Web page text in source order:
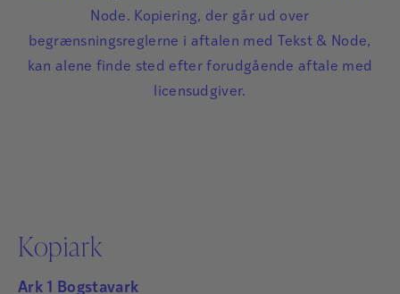
Node. Kopiering, der går ud over
begrænsningsreglerne i aftalen med Tekst & Node,
kan alene finde sted efter forudgående aftale med
licensudgiver.
Kopiark
Ark 1 Bogstavark